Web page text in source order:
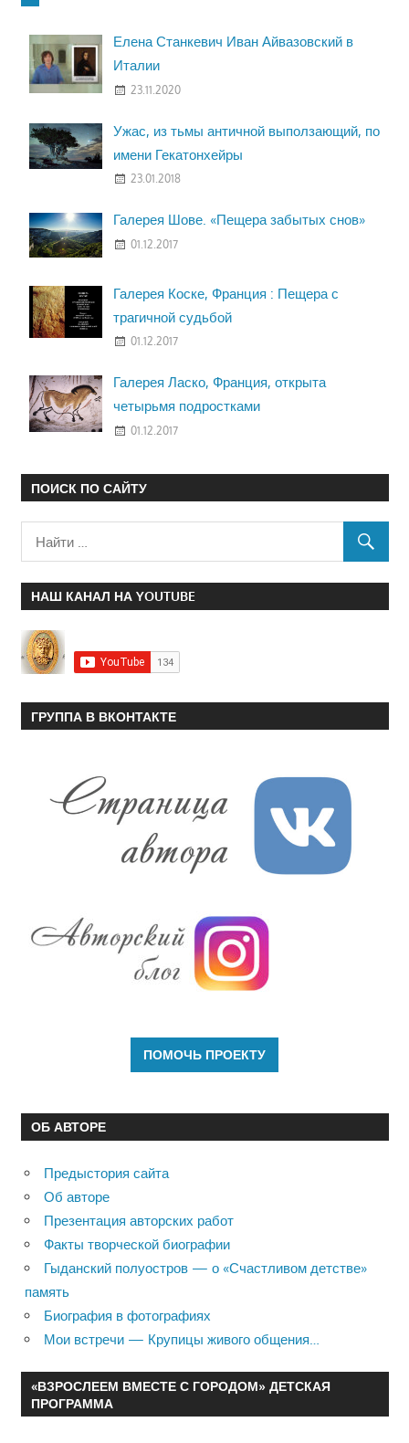
Елена Станкевич Иван Айвазовский в
Италии
23.11.2020
Ужас, из тьмы античной выползающий, по
имени Гекатонхейры
23.01.2018
Галерея Шове. «Пещера забытых снов»
01.12.2017
Галерея Коске, Франция : Пещера с
трагичной судьбой
01.12.2017
Галерея Ласко, Франция, открыта
четырьмя подростками
01.12.2017
ПОИСК ПО САЙТУ
НАШ КАНАЛ НА YOUTUBE
ГРУППА В ВКОНТАКТЕ
ОБ АВТОРЕ
Предыстория сайта
Об авторе
Презентация авторских работ
Факты творческой биографии
Гыданский полуостров — о «Счастливом детстве»
память
Биография в фотографиях
Мои встречи — Крупицы живого общения…
«ВЗРОСЛЕЕМ ВМЕСТЕ С ГОРОДОМ» ДЕТСКАЯ
ПРОГРАММА